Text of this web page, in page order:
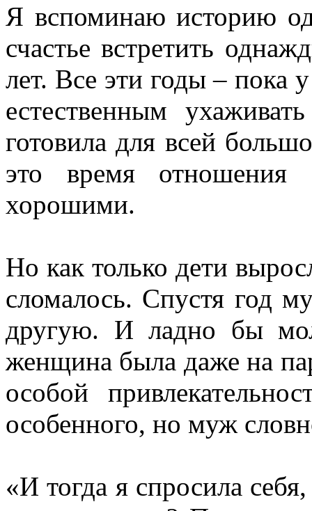
Я вспоминаю историю
счастье встретить
лет. Все эти годы – пока
естественным
готовила для всей
это время
хорошими.
Но как только дети
сломалось. Спустя год
другую. И ладно бы
женщина была даже на
особой
особенного, но муж
«И тогда я спросила